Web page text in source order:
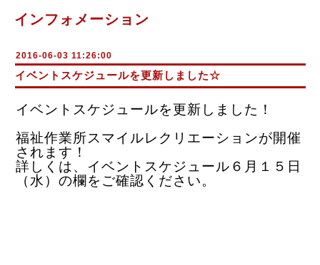
インフォメーション
2016-06-03 11:26:00
イベントスケジュールを更新しました☆
イベントスケジュールを更新しました！
福祉作業所スマイルレクリエーションが開催
されます！
詳しくは、イベントスケジュール６月１５日
（水）の欄をご確認ください。